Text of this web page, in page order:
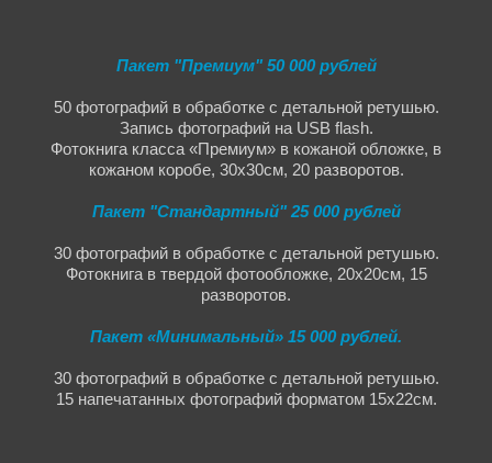
Пакет "Премиум" 50 000 рублей
50 фотографий в обработке с детальной ретушью.
Запись фотографий на USB flash.
Фотокнига класса «Премиум» в кожаной обложке, в
кожаном коробе, 30х30см, 20 разворотов.
Пакет "Стандартный" 25 000 рублей
30 фотографий в обработке с детальной ретушью.
Фотокнига в твердой фотообложке, 20х20см, 15
разворотов.
Пакет «Минимальный» 15 000 рублей.
30 фотографий в обработке с детальной ретушью.
15 напечатанных фотографий форматом 15х22см.